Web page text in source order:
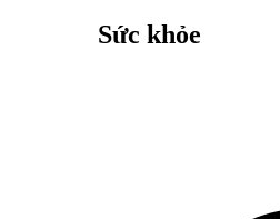
Sức khỏe